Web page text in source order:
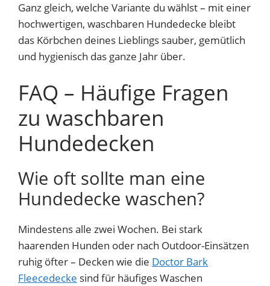
Ganz gleich, welche Variante du wählst – mit einer
hochwertigen, waschbaren Hundedecke bleibt
das Körbchen deines Lieblings sauber, gemütlich
und hygienisch das ganze Jahr über.
FAQ – Häufige Fragen
zu waschbaren
Hundedecken
Wie oft sollte man eine
Hundedecke waschen?
Mindestens alle zwei Wochen. Bei stark
haarenden Hunden oder nach Outdoor-Einsätzen
ruhig öfter – Decken wie die Doctor Bark
Fleecedecke sind für häufiges Waschen